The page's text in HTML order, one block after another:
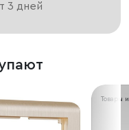
3 дней
Товары